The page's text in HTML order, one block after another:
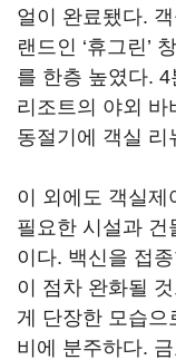
얼이 완료됐다.
랜드인 ‘휴그린’
를 한층 높였다.
리조트의 야외 바
동절기에 객실 리
이 외에도 객실제
필요한 시설과 건
이다. 백신을 접
이 점차 완화될
게 단장한 모습으
비에 분주하다.